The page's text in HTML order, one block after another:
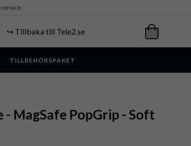
↪️ Tillbaka till Tele2.se
TILLBEHÖRSPAKET
- MagSafe PopGrip - Soft